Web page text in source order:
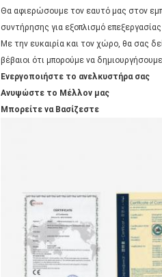
Θα αφιερώσουμε τον εαυτό μας στον
συντήρησης για εξοπλισμό
Με την ευκαιρία και τον χώρο, θα σας
βέβαιοι ότι μπορούμε να
Ενεργοποιήστε το ανελκυστήρα σας
Ανυψώστε το Μέλλον μας
Μπορείτε να Βασίζεστε